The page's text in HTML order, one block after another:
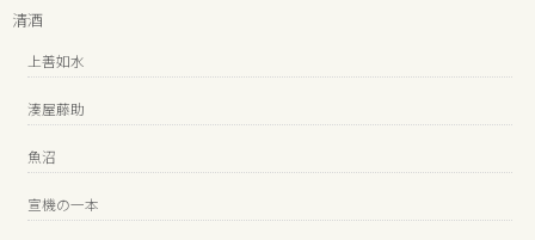
清酒
上善如水
湊屋藤助
魚沼
宣機の一本